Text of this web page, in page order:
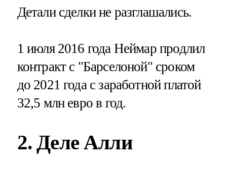
Детали сделки не разглашались.
1 июля 2016 года Неймар продлил
контракт с "Барселоной" сроком
до 2021 года с заработной платой
32,5 млн евро в год.
2. Деле Алли